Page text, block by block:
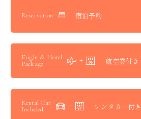
Reservation 宿泊予約
Fright & Hotel
Package
航空券付き
Rental Car
Included
レンタカー付き